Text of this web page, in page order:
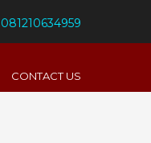
CONTACT US